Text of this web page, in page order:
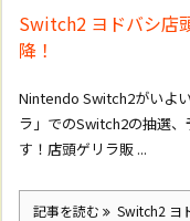
Switch2 ヨドバシ店
降！
Nintendo Switch2がいよ
ラ」でのSwitch2の抽選
す！店頭ゲリラ販 ...
記事を読む Switch2 ヨ